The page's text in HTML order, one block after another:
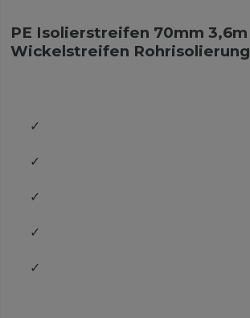
PE Isolierstreifen 70mm 3,6m
Wickelstreifen Rohrisolierung
✓
✓
✓
✓
✓